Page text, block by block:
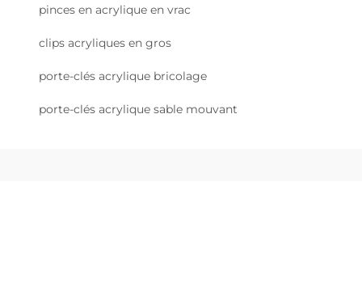
pinces en acrylique en vrac
clips acryliques en gros
porte-clés acrylique bricolage
porte-clés acrylique sable mouvant